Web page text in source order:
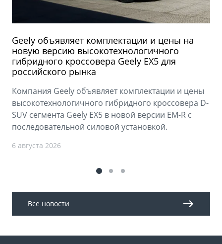
Geely объявляет комплектации и цены на
новую версию высокотехнологичного
гибридного кроссовера Geely EX5 для
российского рынка
Компания Geely объявляет комплектации и цены
высокотехнологичного гибридного кроссовера D-
SUV сегмента Geely EX5 в новой версии EM-R с
последовательной силовой установкой.
6 августа 2026
Все новости